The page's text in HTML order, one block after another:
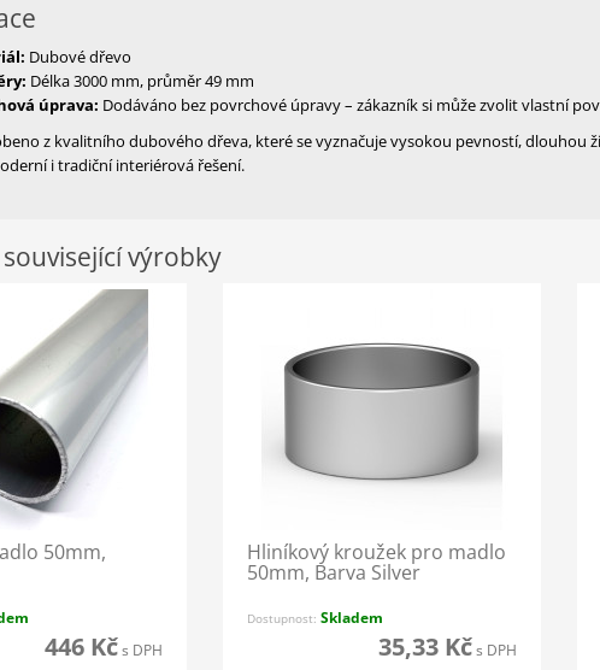
Dubové dřevo
Délka 3000 mm, průměr 49 mm
úprava: Dodáváno bez povrchové úpravy – zákazník si může zvolit vlastní
z kvalitního dubového dřeva, které se vyznačuje vysokou pevností, dlouhou
i tradiční interiérová řešení.
výrobky
50mm,
446 Kčs DPH
Hliníkový kroužek pro madlo
50mm, Barva Silver
Dostupnost: Skladem
35,33 Kčs DPH